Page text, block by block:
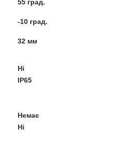
55 град.
-10 град.
32 мм
Ні
IP65
Немає
Ні